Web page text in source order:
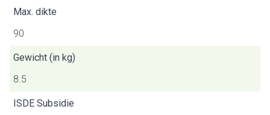
Max. dikte
90
Gewicht (in kg)
8.5
ISDE Subsidie